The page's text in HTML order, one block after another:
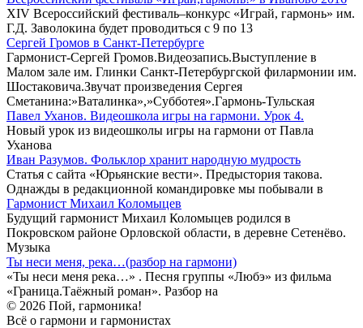
XIV Всероссийский фестиваль–конкурс «Играй, гармонь» им.
Г.Д. Заволокина будет проводиться с 9 по 13
Сергей Громов в Санкт-Петербурге
Гармонист-Сергей Громов.Видеозапись.Выступление в
Малом зале им. Глинки Санкт-Петербургской филармонии им.
Шостаковича.Звучат произведения Сергея
Сметанина:»Ваталинка»,»Субботея».Гармонь-Тульская
Павел Уханов. Видеошкола игры на гармони. Урок 4.
Новый урок из видеошколы игры на гармони от Павла
Уханова
Иван Разумов. Фольклор хранит народную мудрость
Статья с сайта «Юрьянские вести». Предыстория такова.
Однажды в редакционной командировке мы побывали в
Гармонист Михаил Коломыцев
Будущий гармонист Михаил Коломыцев родился в
Покровском районе Орловской области, в деревне Сетенёво.
Музыка
Ты неси меня, река…(разбор на гармони)
«Ты неси меня река…» . Песня группы «Любэ» из фильма
«Граница.Таёжный роман». Разбор на
© 2026 Пой, гармоника!
Всё о гармони и гармонистах